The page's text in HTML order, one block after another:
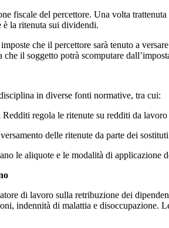
fiscale del percettore. Una volta
è la ritenuta sui dividendi.
che il percettore sarà tenuto a
il soggetto potrà scomputare
in diverse fonti normative, tra cui:
regola le ritenute su redditi da
delle ritenute da parte dei
le aliquote e le modalità di applicazione
di lavoro sulla retribuzione dei
indennità di malattia e disoccupazione.